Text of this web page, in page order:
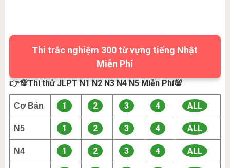
Thi trắc nghiệm 300 từ vựng tiếng Nhật
Miễn Phí
👉💯Thi thử JLPT N1 N2 N3 N4 N5 Miễn Phí💯
Cơ Bản 1 2 3 4 ALL
N5 1 2 3 4 ALL
N4 1 2 3 4 ALL